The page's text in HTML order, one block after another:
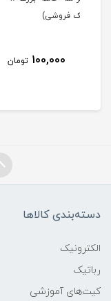
آمپر (عمده فروشی)
80,000
دسته‌بندی کالاها
الکترونیک
رباتیک
کیت‌های آموزشی